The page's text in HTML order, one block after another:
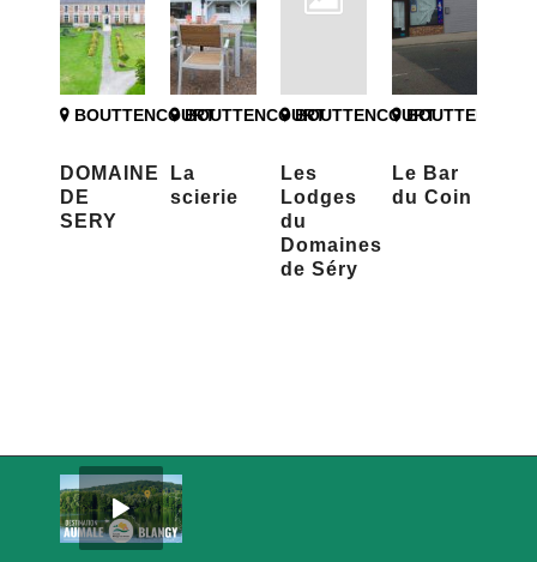
BOUTTENCOURT
DOMAINE
DE
SERY
BOUTTENCOURT
La
scierie
BOUTTENCOURT
Les
Lodges
du
Domaines
de Séry
Le Bar
du Coin